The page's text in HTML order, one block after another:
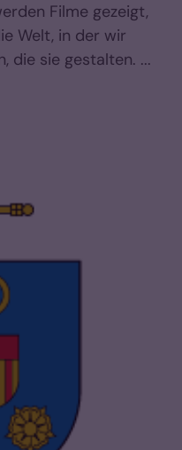
Filme gezeigt,
Welt, in der wir
die sie gestalten. ...